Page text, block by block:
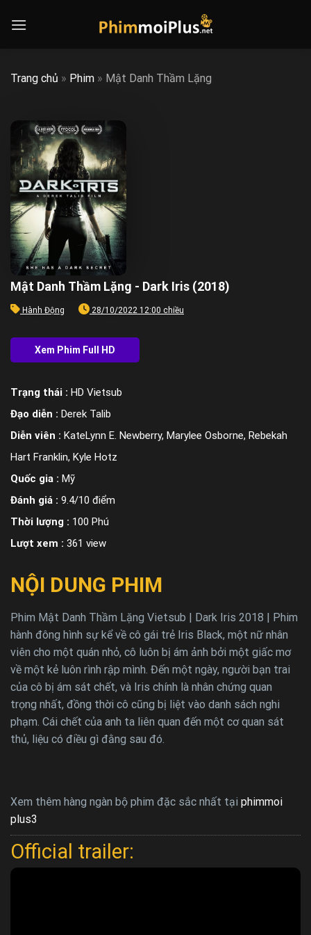
Trang chủ » Phim » Mật Danh Thầm Lặng
Mật Danh Thầm Lặng - Dark Iris (2018)
Hành Động 28/10/2022 12:00 chiều
Trạng thái : HD Vietsub
Đạo diễn : Derek Talib
Diễn viên : KateLynn E. Newberry, Marylee Osborne, Rebekah
Hart Franklin, Kyle Hotz
Quốc gia : Mỹ
Đánh giá : 9.4/10 điểm
Thời lượng : 100 Phú
Lượt xem : 361 view
NỘI DUNG PHIM
Phim Mật Danh Thầm Lặng Vietsub | Dark Iris 2018 | Phim
hành đông hình sự kể về cô gái trẻ Iris Black, một nữ nhân
viên cho một quán nhỏ, cô luôn bị ám ảnh bởi một giấc mơ
về một kẻ luôn rình rập mình. Đến một ngày, người bạn trai
của cô bị ám sát chết, và Iris chính là nhân chứng quan
trọng nhất, đồng thời cô cũng bị liệt vào danh sách nghi
phạm. Cái chết của anh ta liên quan đến một cơ quan sát
thủ, liệu có điều gì đằng sau đó.
Xem thêm hàng ngàn bộ phim đặc sắc nhất tại phimmoi
plus3
Official trailer: